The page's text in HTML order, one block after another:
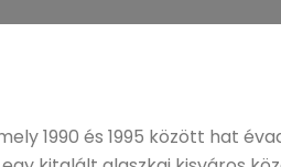
1990 és 1995 között hat